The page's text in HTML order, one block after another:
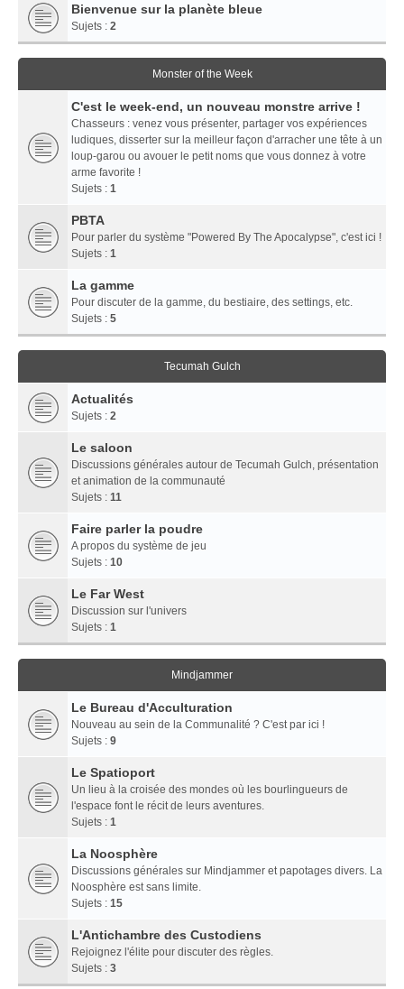
Bienvenue sur la planète bleue
Sujets : 2
Monster of the Week
C'est le week-end, un nouveau monstre arrive !
Chasseurs : venez vous présenter, partager vos expériences
ludiques, disserter sur la meilleur façon d'arracher une tête à un
loup-garou ou avouer le petit noms que vous donnez à votre
arme favorite !
Sujets : 1
PBTA
Pour parler du système "Powered By The Apocalypse", c'est ici !
Sujets : 1
La gamme
Pour discuter de la gamme, du bestiaire, des settings, etc.
Sujets : 5
Tecumah Gulch
Actualités
Sujets : 2
Le saloon
Discussions générales autour de Tecumah Gulch, présentation
et animation de la communauté
Sujets : 11
Faire parler la poudre
A propos du système de jeu
Sujets : 10
Le Far West
Discussion sur l'univers
Sujets : 1
Mindjammer
Le Bureau d'Acculturation
Nouveau au sein de la Communalité ? C'est par ici !
Sujets : 9
Le Spatioport
Un lieu à la croisée des mondes où les bourlingueurs de
l'espace font le récit de leurs aventures.
Sujets : 1
La Noosphère
Discussions générales sur Mindjammer et papotages divers. La
Noosphère est sans limite.
Sujets : 15
L'Antichambre des Custodiens
Rejoignez l'élite pour discuter des règles.
Sujets : 3